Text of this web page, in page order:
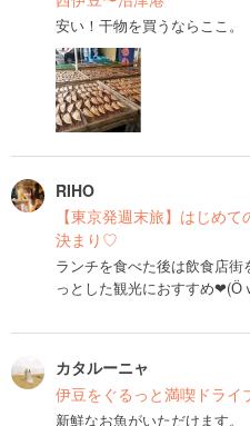
安い！干物を買うならここ。
RIHO
【東京発週末旅】はじめ
決まり♡
ランチを食べた後は飲食店
っとした観光におすすめ❤(Ӧ
カタルーニャ
伊豆をぐるっと満喫ドライ
新鮮なお魚がいただけます。